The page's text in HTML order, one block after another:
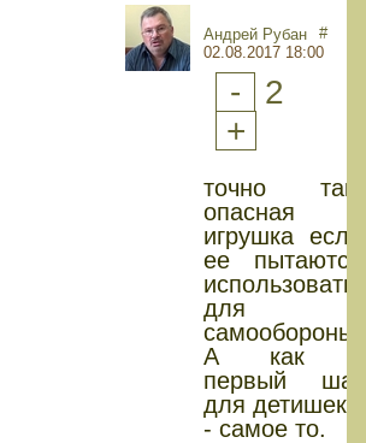
Андрей Рубан
02.08.2017 18:00
#
-
2
+
точно так.
опасная
игрушка если
ее пытаются
использовать
для
самообороны.
А как "
первый шаг
для детишек "
- самое то.